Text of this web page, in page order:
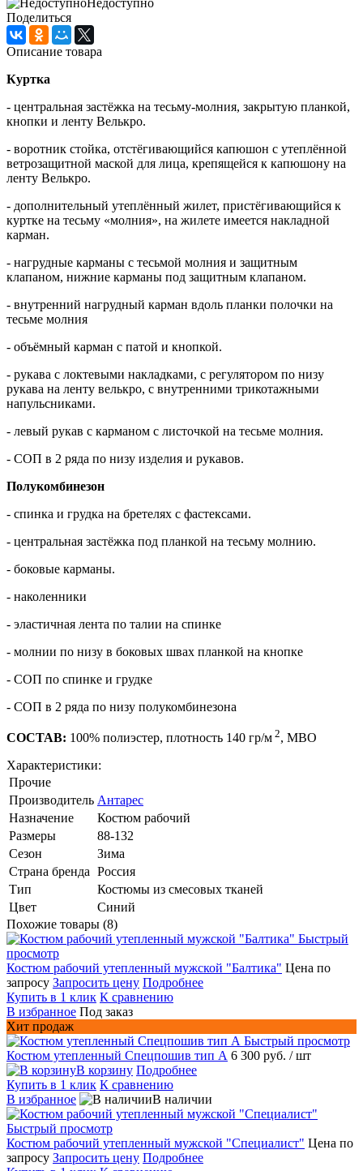
Поделиться
Описание товара
Куртка
- центральная застёжка на тесьму-молния, закрытую планкой,
кнопки и ленту Велькро.
- воротник стойка, отстёгивающийся капюшон с утеплённой
ветрозащитной маской для лица, крепящейся к капюшону на
ленту Велькро.
- дополнительный утеплённый жилет, пристёгивающийся к
куртке на тесьму «молния», на жилете имеется накладной
карман.
- нагрудные карманы с тесьмой молния и защитным
клапаном, нижние карманы под защитным клапаном.
- внутренний нагрудный карман вдоль планки полочки на
тесьме молния
- объёмный карман с патой и кнопкой.
- рукава с локтевыми накладками, с регулятором по низу
рукава на ленту велькро, с внутренними трикотажными
напульсниками.
- левый рукав с карманом с листочкой на тесьме молния.
- СОП в 2 ряда по низу изделия и рукавов.
Полукомбинезон
- спинка и грудка на бретелях с фастексами.
- центральная застёжка под планкой на тесьму молнию.
- боковые карманы.
- наколенники
- эластичная лента по талии на спинке
- молнии по низу в боковых швах планкой на кнопке
- СОП по спинке и грудке
- СОП в 2 ряда по низу полукомбинезона
СОСТАВ: 100% полиэстер, плотность 140 гр/м 2, МВО
Характеристики:
Прочие
Производитель Антарес
Назначение
Костюм рабочий
Размеры
88-132
Сезон
Зима
Страна бренда Россия
Тип
Костюмы из смесовых тканей
Цвет
Синий
Похожие товары (8)
Быстрый
просмотр
Костюм рабочий утепленный мужской "Балтика" Цена по
запросу Запросить цену Подробнее
Купить в 1 клик К сравнению
В избранное Под заказ
Хит продаж
Быстрый просмотр
Костюм утепленный Спецпошив тип А 6 300 руб. / шт
В корзину Подробнее
Купить в 1 клик К сравнению
В избранное
В наличии
Быстрый просмотр
Костюм рабочий утепленный мужской "Специалист" Цена по
запросу Запросить цену Подробнее